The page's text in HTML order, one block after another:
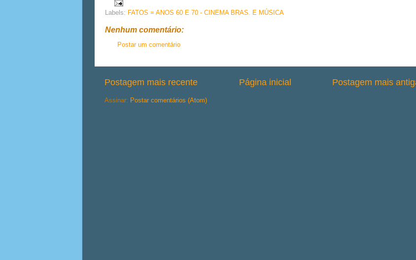
Labels: FATOS = ANOS 60 E 70 - CINEMA BRAS. E MÚSICA
Nenhum comentário:
Postar um comentário
Postagem mais recente Postagem mais
Página inicial
Assinar: Postar comentários (Atom)